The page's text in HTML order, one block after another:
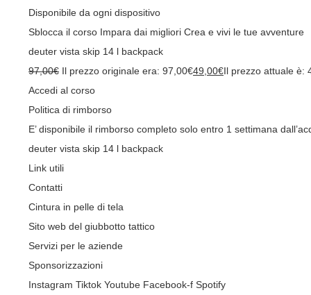
Disponibile da ogni dispositivo
Sblocca il corso Impara dai migliori Crea e vivi le tue avventure
deuter vista skip 14 l backpack
97,00€ Il prezzo originale era: 97,00€49,00€Il prezzo attuale è:
Accedi al corso
Politica di rimborso
E’ disponibile il rimborso completo solo entro 1 settimana
deuter vista skip 14 l backpack
Link utili
Contatti
Cintura in pelle di tela
Sito web del giubbotto tattico
Servizi per le aziende
Sponsorizzazioni
Instagram Tiktok Youtube Facebook-f Spotify